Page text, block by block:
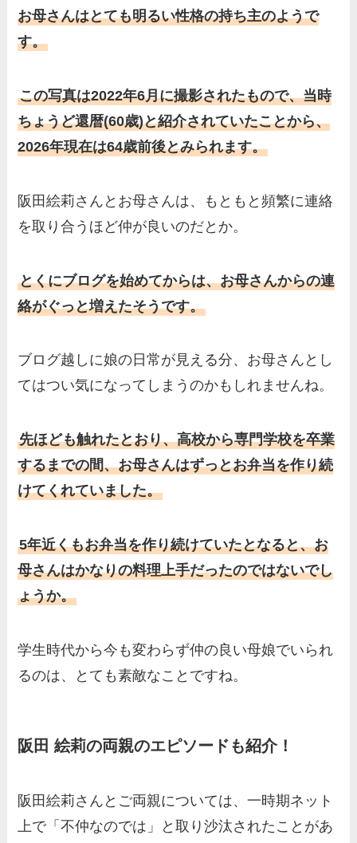
お母さんはとても明るい性格の持ち主のようで
す。
この写真は2022年6月に撮影されたもので、当時
ちょうど還暦(60歳)と紹介されていたことから、
2026年現在は64歳前後とみられます。
阪田絵莉さんとお母さんは、もともと頻繁に連絡
を取り合うほど仲が良いのだとか。
とくにブログを始めてからは、お母さんからの連
絡がぐっと増えたそうです。
ブログ越しに娘の日常が見える分、お母さんとし
てはつい気になってしまうのかもしれませんね。
先ほども触れたとおり、高校から専門学校を卒業
するまでの間、お母さんはずっとお弁当を作り続
けてくれていました。
5年近くもお弁当を作り続けていたとなると、お
母さんはかなりの料理上手だったのではないでし
ょうか。
学生時代から今も変わらず仲の良い母娘でいられ
るのは、とても素敵なことですね。
阪田 絵莉の両親のエピソードも紹介！
阪田絵莉さんとご両親については、一時期ネット
上で「不仲なのでは」と取り沙汰されたことがあ